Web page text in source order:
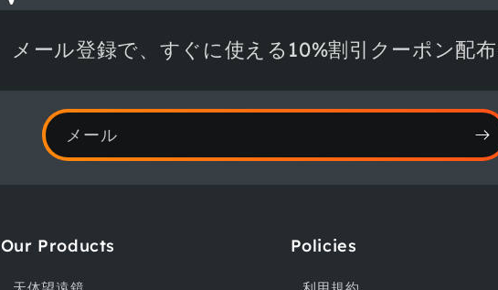
メール登録で、すぐに使える10%割引クーポン配布
メール
Our Products Policies